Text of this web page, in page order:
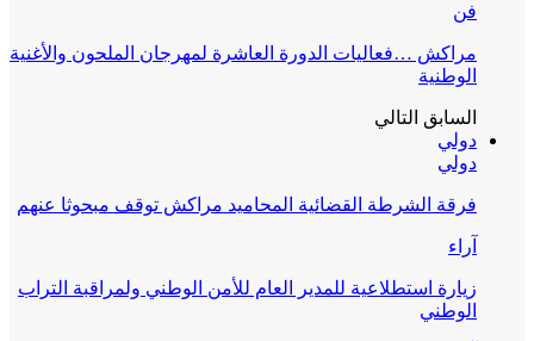
فن
مراكش …فعاليات الدورة العاشرة لمهرجان الملحون والأغنية
الوطنية
السابق التالي
دولي
دولي
فرقة الشرطة القضائية المحاميد مراكش توقف مبحوثا عنهم
آراء
زيارة استطلاعية للمدير العام للأمن الوطني ولمراقبة التراب
الوطني